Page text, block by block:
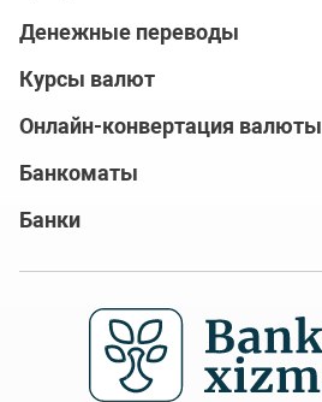
Денежные переводы
Курсы валют
Онлайн-конвертация валюты
Банкоматы
Банки